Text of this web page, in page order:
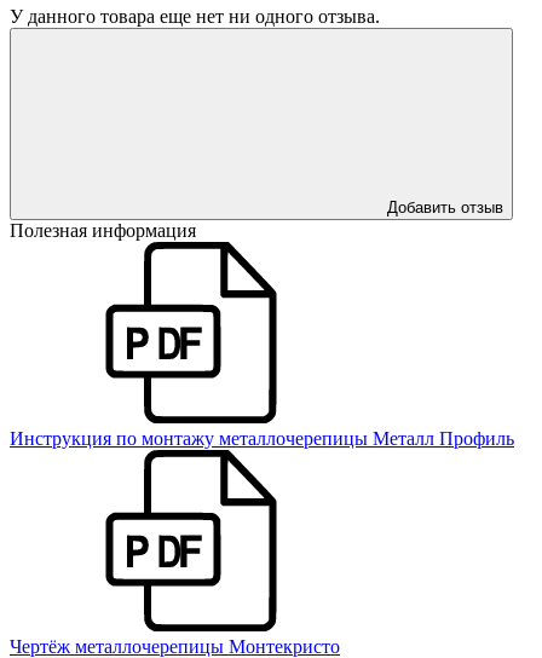
У данного товара еще нет ни одного отзыва.
Добавить отзыв
Полезная информация
Инструкция по монтажу металлочерепицы Металл Профиль
Чертёж металлочерепицы Монтекристо